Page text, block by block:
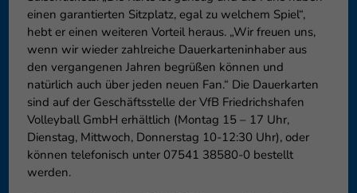
einen garantierten Sitzplatz, egal zu welchem Spiel“,
hebt er einen weiteren Vorteil heraus. „Wir freuen uns,
wenn wir wieder zahlreiche Dauerkarteninhaber aus
den vergangenen Jahren begrüßen können und
natürlich auch über jeden neuen Fan.“ Die Dauerkarten
sind auf der Geschäftsstelle der VfB Friedrichshafen
Volleyball GmbH erhältlich (Montag 15 – 17 Uhr,
Dienstag, Mittwoch, Donnerstag 10-12:30 Uhr), oder
können telefonisch unter 07541 38580-0 bestellt
werden.